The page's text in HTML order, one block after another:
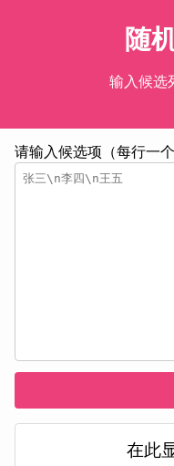
随
输入候选
请输入候选项（每行一个
在此